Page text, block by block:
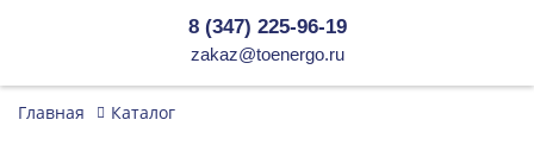
8 (347) 225-96-19
zakaz@toenergo.ru
Главная Каталог